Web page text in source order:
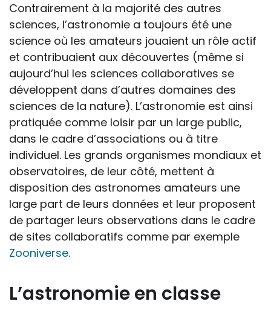
Contrairement à la majorité des autres
sciences, l’astronomie a toujours été une
science où les amateurs jouaient un rôle actif
et contribuaient aux découvertes (même si
aujourd’hui les sciences collaboratives se
développent dans d’autres domaines des
sciences de la nature). L’astronomie est ainsi
pratiquée comme loisir par un large public,
dans le cadre d’associations ou à titre
individuel. Les grands organismes mondiaux et
observatoires, de leur côté, mettent à
disposition des astronomes amateurs une
large part de leurs données et leur proposent
de partager leurs observations dans le cadre
de sites collaboratifs comme par exemple
Zooniverse.
L’astronomie en classe